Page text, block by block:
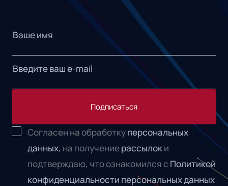
Подписаться
Согласен на обработкуперсональных
данных, на получениерассылок и
подтверждаю, что ознакомился с Политикой
конфиденциальности персональных данных